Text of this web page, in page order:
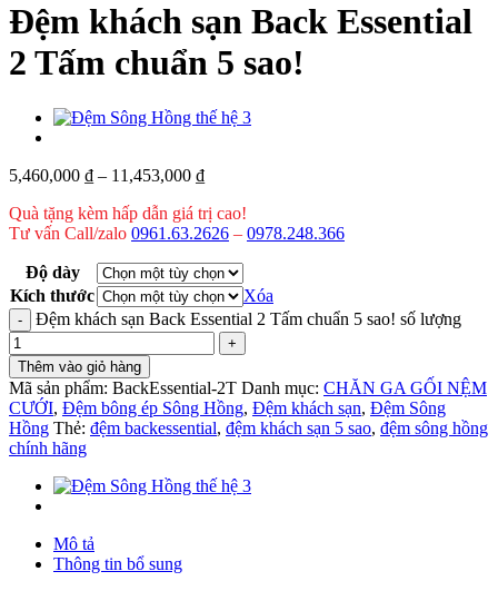
Đệm khách sạn Back Essential
2 Tấm chuẩn 5 sao!
5,460,000 ₫ – 11,453,000 ₫
Quà tặng kèm hấp dẫn giá trị cao!
Tư vấn Call/zalo 0961.63.2626 – 0978.248.366
Độ dày
Kích thước
Xóa
Đệm khách sạn Back Essential 2 Tấm chuẩn 5 sao! số lượng
Thêm vào giỏ hàng
Mã sản phẩm: BackEssential-2T Danh mục: CHĂN GA GỐI NỆM
CƯỚI, Đệm bông ép Sông Hồng, Đệm khách sạn, Đệm Sông
Hồng Thẻ: đệm backessential, đệm khách sạn 5 sao, đệm sông hồng
chính hãng
Mô tả
Thông tin bổ sung